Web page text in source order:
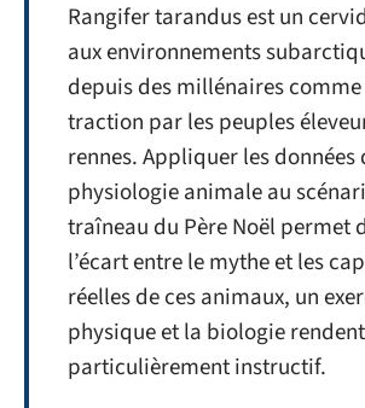
Rangifer tarandus est un
aux environnements
depuis des millénaires
traction par les peuples
rennes. Appliquer les données
physiologie animale au
traîneau du Père Noël permet
l’écart entre le mythe et les
réelles de ces animaux, un
physique et la biologie rendent
particulièrement instructif.